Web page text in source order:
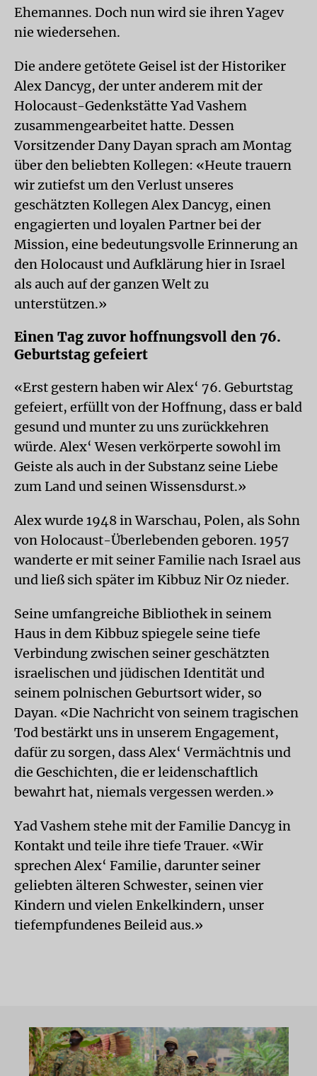
Ehemannes. Doch nun wird sie ihren Yagev
nie wiedersehen.
Die andere getötete Geisel ist der Historiker
Alex Dancyg, der unter anderem mit der
Holocaust-Gedenkstätte Yad Vashem
zusammengearbeitet hatte. Dessen
Vorsitzender Dany Dayan sprach am Montag
über den beliebten Kollegen: «Heute trauern
wir zutiefst um den Verlust unseres
geschätzten Kollegen Alex Dancyg, einen
engagierten und loyalen Partner bei der
Mission, eine bedeutungsvolle Erinnerung an
den Holocaust und Aufklärung hier in Israel
als auch auf der ganzen Welt zu
unterstützen.»
Einen Tag zuvor hoffnungsvoll den 76.
Geburtstag gefeiert
«Erst gestern haben wir Alex‘ 76. Geburtstag
gefeiert, erfüllt von der Hoffnung, dass er bald
gesund und munter zu uns zurückkehren
würde. Alex‘ Wesen verkörperte sowohl im
Geiste als auch in der Substanz seine Liebe
zum Land und seinen Wissensdurst.»
Alex wurde 1948 in Warschau, Polen, als Sohn
von Holocaust-Überlebenden geboren. 1957
wanderte er mit seiner Familie nach Israel aus
und ließ sich später im Kibbuz Nir Oz nieder.
Seine umfangreiche Bibliothek in seinem
Haus in dem Kibbuz spiegele seine tiefe
Verbindung zwischen seiner geschätzten
israelischen und jüdischen Identität und
seinem polnischen Geburtsort wider, so
Dayan. «Die Nachricht von seinem tragischen
Tod bestärkt uns in unserem Engagement,
dafür zu sorgen, dass Alex‘ Vermächtnis und
die Geschichten, die er leidenschaftlich
bewahrt hat, niemals vergessen werden.»
Yad Vashem stehe mit der Familie Dancyg in
Kontakt und teile ihre tiefe Trauer. «Wir
sprechen Alex‘ Familie, darunter seiner
geliebten älteren Schwester, seinen vier
Kindern und vielen Enkelkindern, unser
tiefempfundenes Beileid aus.»